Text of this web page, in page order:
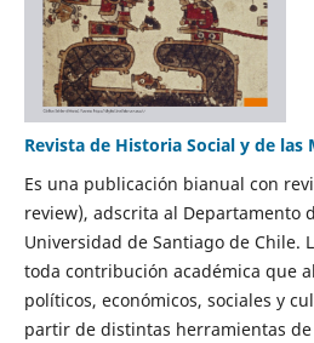
Revista de Historia Social y de las
Es una publicación bianual con
review), adscrita al Departamento
Universidad de Santiago de Chile.
toda contribución académica que
políticos, económicos, sociales y
partir de distintas herramientas